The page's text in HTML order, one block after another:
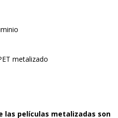
metalizado
las películas metalizadas son